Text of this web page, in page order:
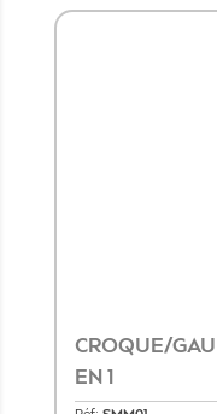
CROQUE/
EN 1